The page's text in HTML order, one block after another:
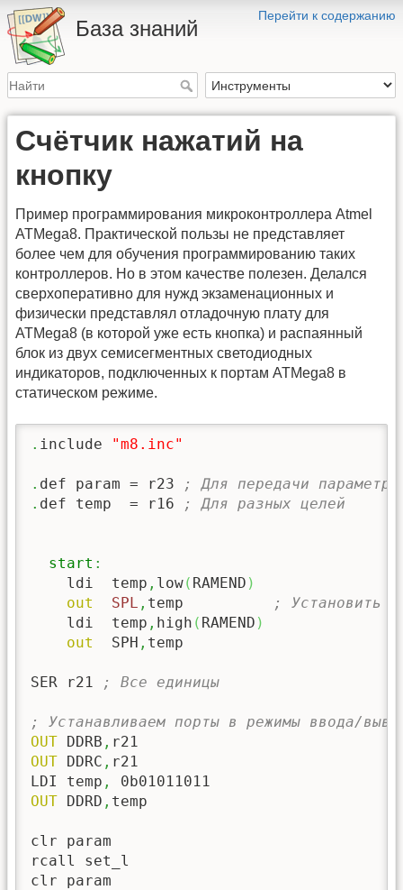
Перейти к содержанию
База знаний
Счётчик нажатий на
кнопку
Пример программирования микроконтроллера Atmel
ATMega8. Практической пользы не представляет
более чем для обучения программированию таких
контроллеров. Но в этом качестве полезен. Делался
сверхоперативно для нужд экзаменационных и
физически представлял отладочную плату для
ATMega8 (в которой уже есть кнопка) и распаянный
блок из двух семисегментных светодиодных
индикаторов, подключенных к портам ATMega8 в
статическом режиме.
. include "m8.inc"
. def param = r23
; Для передачи
. def temp  = r16 ; Для разных целей
start :
    ldi  temp
, low( RAMEND )
out
SPL , temp
; Установить
    ldi  temp
, high ( RAMEND )
out
  SPH
, temp
SER r21 ; Все единицы
; Устанавливаем порты в режимы ввода/
OUT DDRB ,
OUT DDRC , r21
LDI temp ,
OUT DDRD , temp
clr param
rcall set_l
clr param